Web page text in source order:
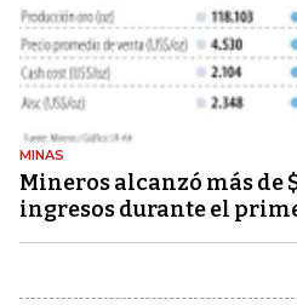
MINAS
Mineros alcanzó más de
ingresos durante el